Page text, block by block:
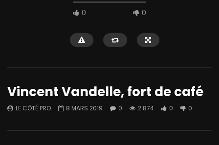
0 0
Vincent Vandelle, fort de café
LE CÔTÉ PRO 8 MARS 2019 0 2 874 0 0